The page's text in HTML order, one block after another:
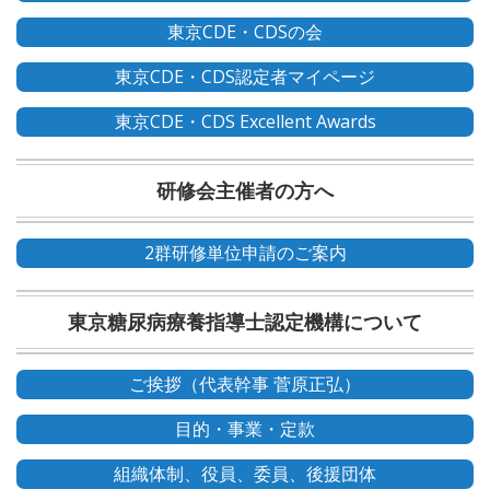
東京CDE・CDSの会
東京CDE・CDS認定者マイページ
東京CDE・CDS Excellent Awards
研修会主催者の方へ
2群研修単位申請のご案内
東京糖尿病療養指導士認定機構について
ご挨拶（代表幹事 菅原正弘）
目的・事業・定款
組織体制、役員、委員、後援団体